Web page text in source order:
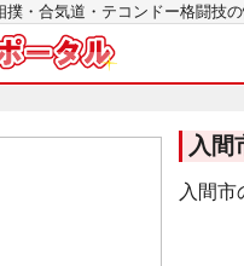
撲・合気道・テコンドー格闘
入間
入間市